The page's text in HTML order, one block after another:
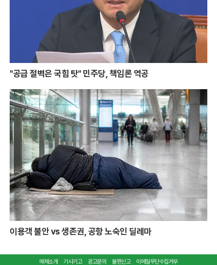
"공급 절벽은 국힘 탓" 민주당, 책임론 역공
이용객 불안 vs 생존권, 공항 노숙인 딜레마
매체소개 기사기고 광고문의 불편신고 이메일무단수집거부